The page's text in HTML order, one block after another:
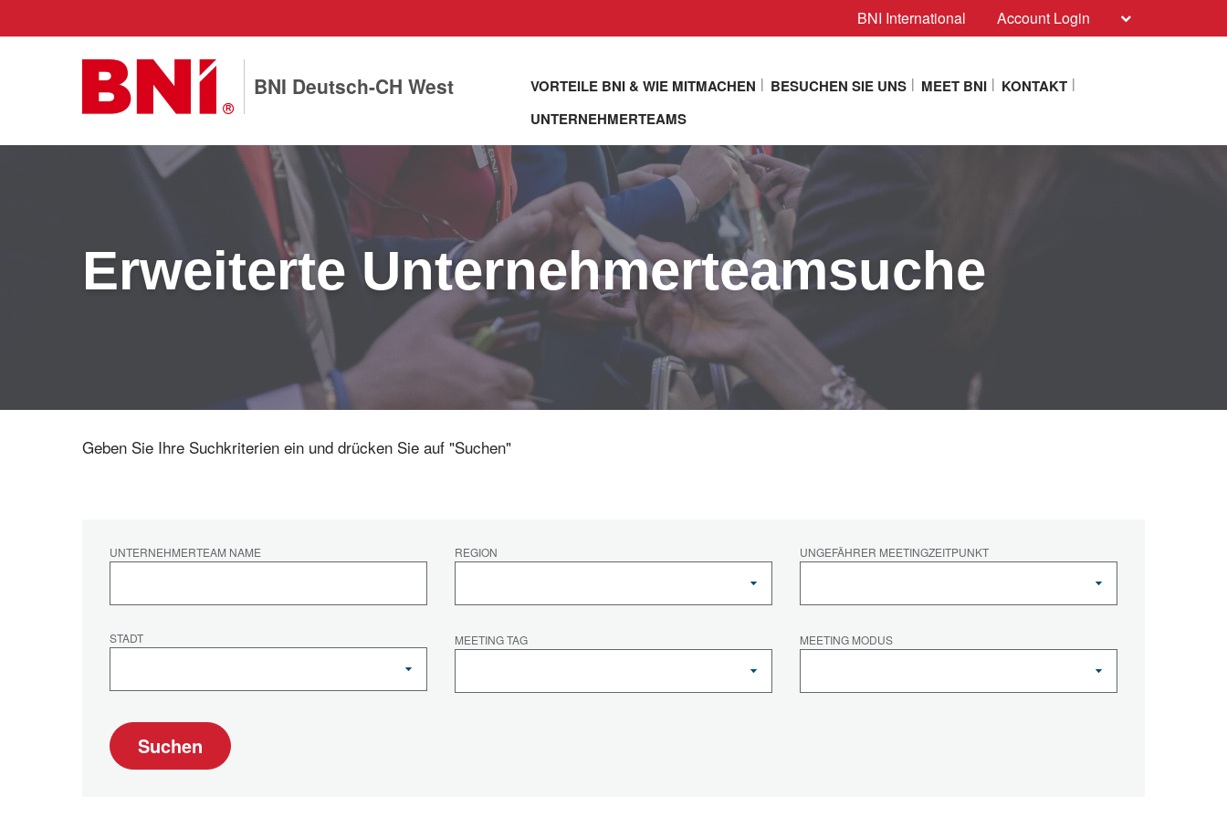
BNI International Account Login
BNI Deutsch-CH West VORTEILE BNI & WIE MITMACHEN BESUCHEN SIE UNS MEET BNI
KONTAKT
UNTERNEHMERTEAMS
Erweiterte Unternehmerteamsuche
Geben Sie Ihre Suchkriterien ein und drücken Sie auf "Suchen"
UNTERNEHMERTEAM NAME
STADT
REGION
MEETING TAG
UNGEFÄHRER MEETINGZEITPUNKT
MEETING MODUS
Suchen